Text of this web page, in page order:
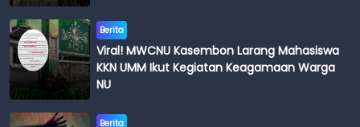
Berita
Viral! MWCNU Kasembon Larang Mahasiswa
KKN UMM Ikut Kegiatan Keagamaan Warga
NU
Berita